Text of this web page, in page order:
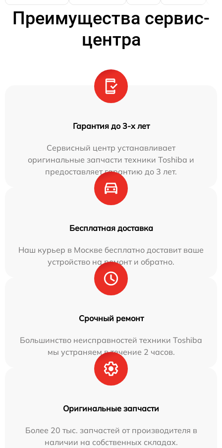
Преимущества сервис-
центра
Гарантия до 3-х лет
Сервисный центр устанавливает
оригинальные запчасти техники Toshiba и
предоставляет гарантию до 3 лет.
Бесплатная доставка
Наш курьер в Москве бесплатно доставит ваше
устройство на ремонт и обратно.
Срочный ремонт
Большинство неисправностей техники Toshiba
мы устраняем в течение 2 часов.
Оригинальные запчасти
Более 20 тыс. запчастей от производителя в
наличии на собственных складах.